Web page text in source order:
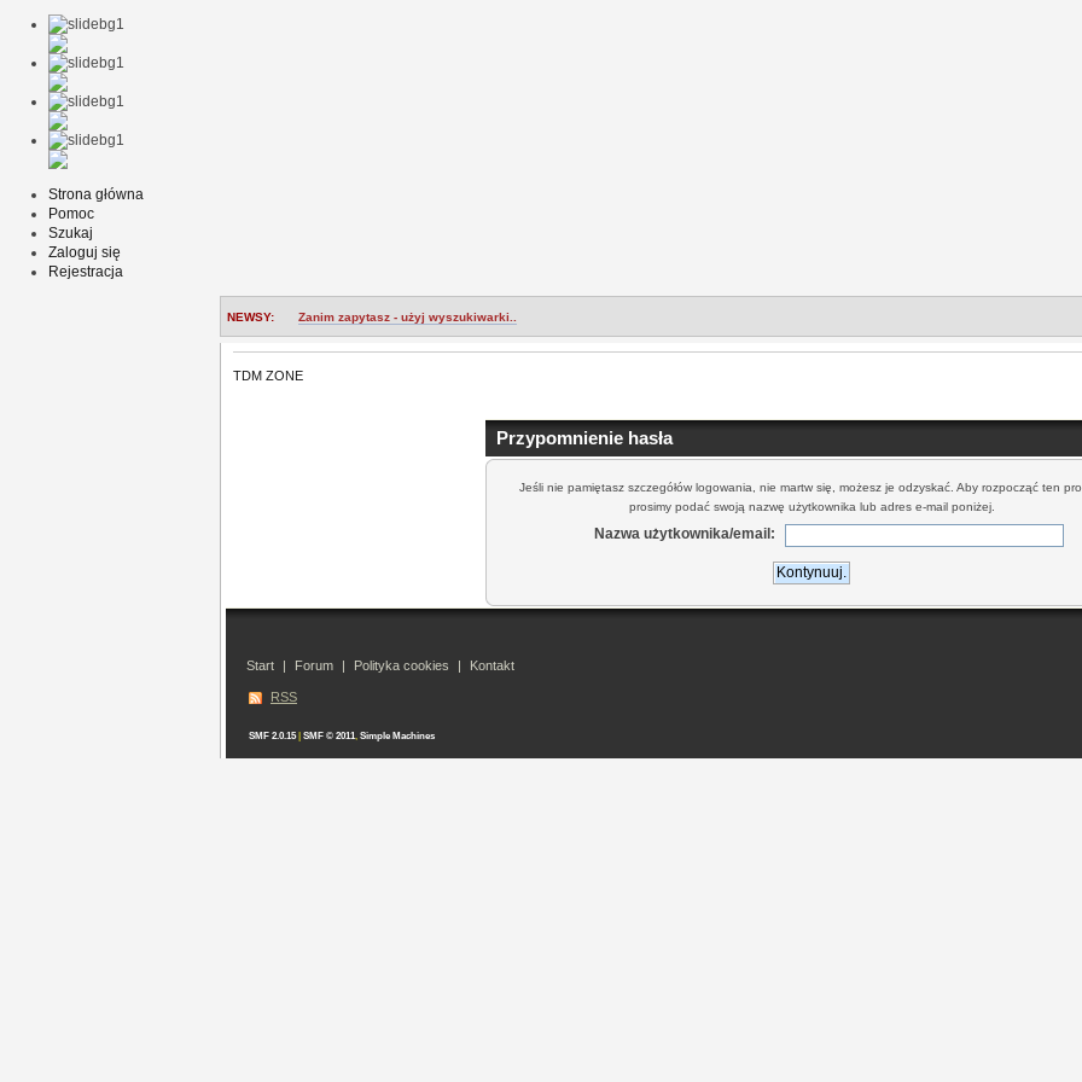
Strona główna
Pomoc
Szukaj
Zaloguj się
Rejestracja
NEWSY: Zanim zapytasz - użyj wyszukiwarki..
TDM ZONE
Przypomnienie hasła
Jeśli nie pamiętasz szczegółów logowania, nie martw się, możesz je odzyskać. Aby rozpocząć ten
prosimy podać swoją nazwę użytkownika lub adres e-mail poniżej.
Nazwa użytkownika/email:
Start | Forum | Polityka cookies | Kontakt
RSS
SMF 2.0.15| SMF © 2011 Simple Machines